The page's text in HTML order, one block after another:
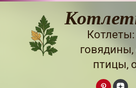
Перейти
птицы,